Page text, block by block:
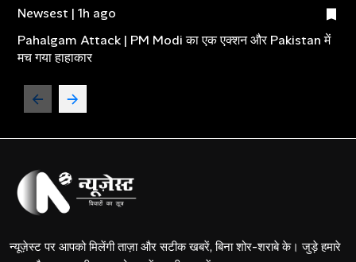
Newsest | 1h ago
Pahalgam Attack | PM Modi का एक एक्शन और Pakistan में
मच गया हाहाकार
न्यूज़ेस्ट पर आपको मिलेंगी ताज़ा और सटीक खबरें, बिना शोर-शराबे के। जुड़े हमारे